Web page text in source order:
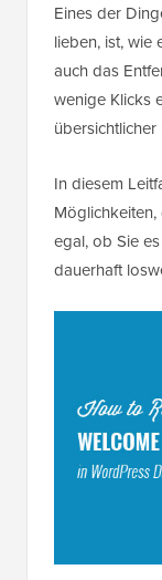
Eines der
lieben, ist, wie
auch das
wenige Klicks
übersichtlicher
In diesem
egal, ob Sie
dauerhaft